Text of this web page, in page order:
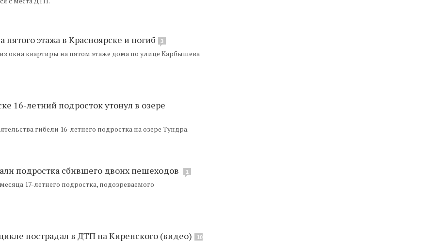
этажа в Красноярске и погиб 3
окна квартиры на пятом этаже дома по улице Карбышева
16-летний подросток утонул в озере
гибели 16-летнего подростка на озере Тундра.
подростка сбившего двоих пешеходов 1
17-летнего подростка, подозреваемого
пострадал в ДТП на Киренского (видео) 10